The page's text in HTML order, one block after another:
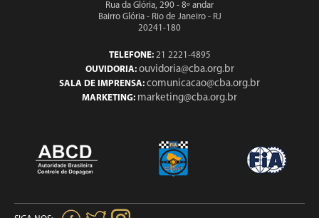
Rua da Glória, 290 - 8º andar
Bairro Glória - Rio de Janeiro - RJ
20241-180
TELEFONE:21 2221-4895
OUVIDORIA: ouvidoria@cba.org.br
SALA DE IMPRENSA: comunicacao@cba.org.br
MARKETING: marketing@cba.org.br